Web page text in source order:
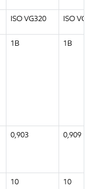
ISO VG320 ISO
1B 1B
0,903 0,909
10 10